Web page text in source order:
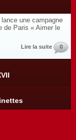
une campagne
de Paris « Aimer le
Lire la suite 0